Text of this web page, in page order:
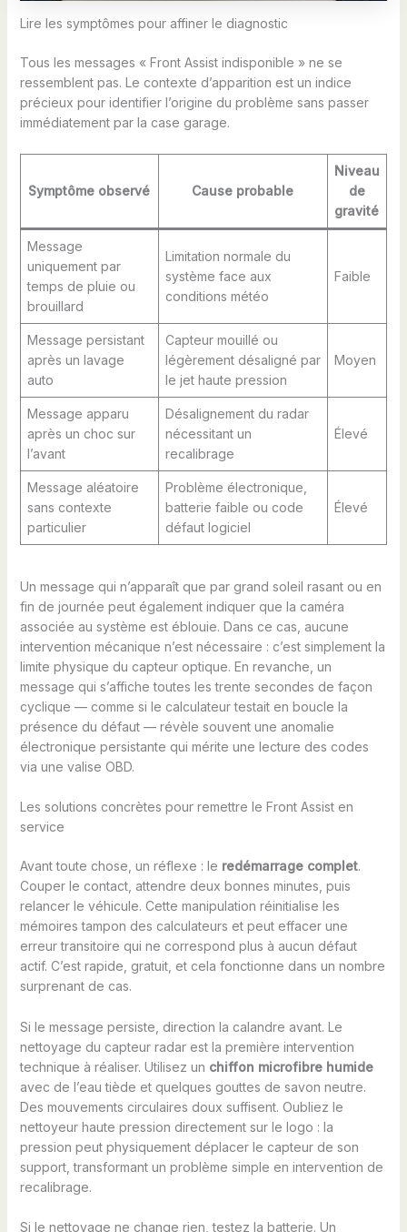
Lire les symptômes pour affiner le diagnostic
Tous les messages « Front Assist indisponible » ne se
ressemblent pas. Le contexte d’apparition est un indice
précieux pour identifier l’origine du problème sans passer
immédiatement par la case garage.
Symptôme observé Cause probable
Niveau
de
gravité
Message
uniquement par
temps de pluie ou
brouillard
Limitation normale du
système face aux
conditions météo
Faible
Message persistant
après un lavage
auto
Capteur mouillé ou
légèrement désaligné par
le jet haute pression
Moyen
Message apparu
après un choc sur
l’avant
Désalignement du radar
nécessitant un
recalibrage
Élevé
Message aléatoire
sans contexte
particulier
Problème électronique,
batterie faible ou code
défaut logiciel
Élevé
Un message qui n’apparaît que par grand soleil rasant ou en
fin de journée peut également indiquer que la caméra
associée au système est éblouie. Dans ce cas, aucune
intervention mécanique n’est nécessaire : c’est simplement la
limite physique du capteur optique. En revanche, un
message qui s’affiche toutes les trente secondes de façon
cyclique — comme si le calculateur testait en boucle la
présence du défaut — révèle souvent une anomalie
électronique persistante qui mérite une lecture des codes
via une valise OBD.
Les solutions concrètes pour remettre le Front Assist en
service
Avant toute chose, un réflexe : le redémarrage complet.
Couper le contact, attendre deux bonnes minutes, puis
relancer le véhicule. Cette manipulation réinitialise les
mémoires tampon des calculateurs et peut effacer une
erreur transitoire qui ne correspond plus à aucun défaut
actif. C’est rapide, gratuit, et cela fonctionne dans un nombre
surprenant de cas.
Si le message persiste, direction la calandre avant. Le
nettoyage du capteur radar est la première intervention
technique à réaliser. Utilisez un chiffon microfibre humide
avec de l’eau tiède et quelques gouttes de savon neutre.
Des mouvements circulaires doux suffisent. Oubliez le
nettoyeur haute pression directement sur le logo : la
pression peut physiquement déplacer le capteur de son
support, transformant un problème simple en intervention de
recalibrage.
Si le nettoyage ne change rien, testez la batterie. Un